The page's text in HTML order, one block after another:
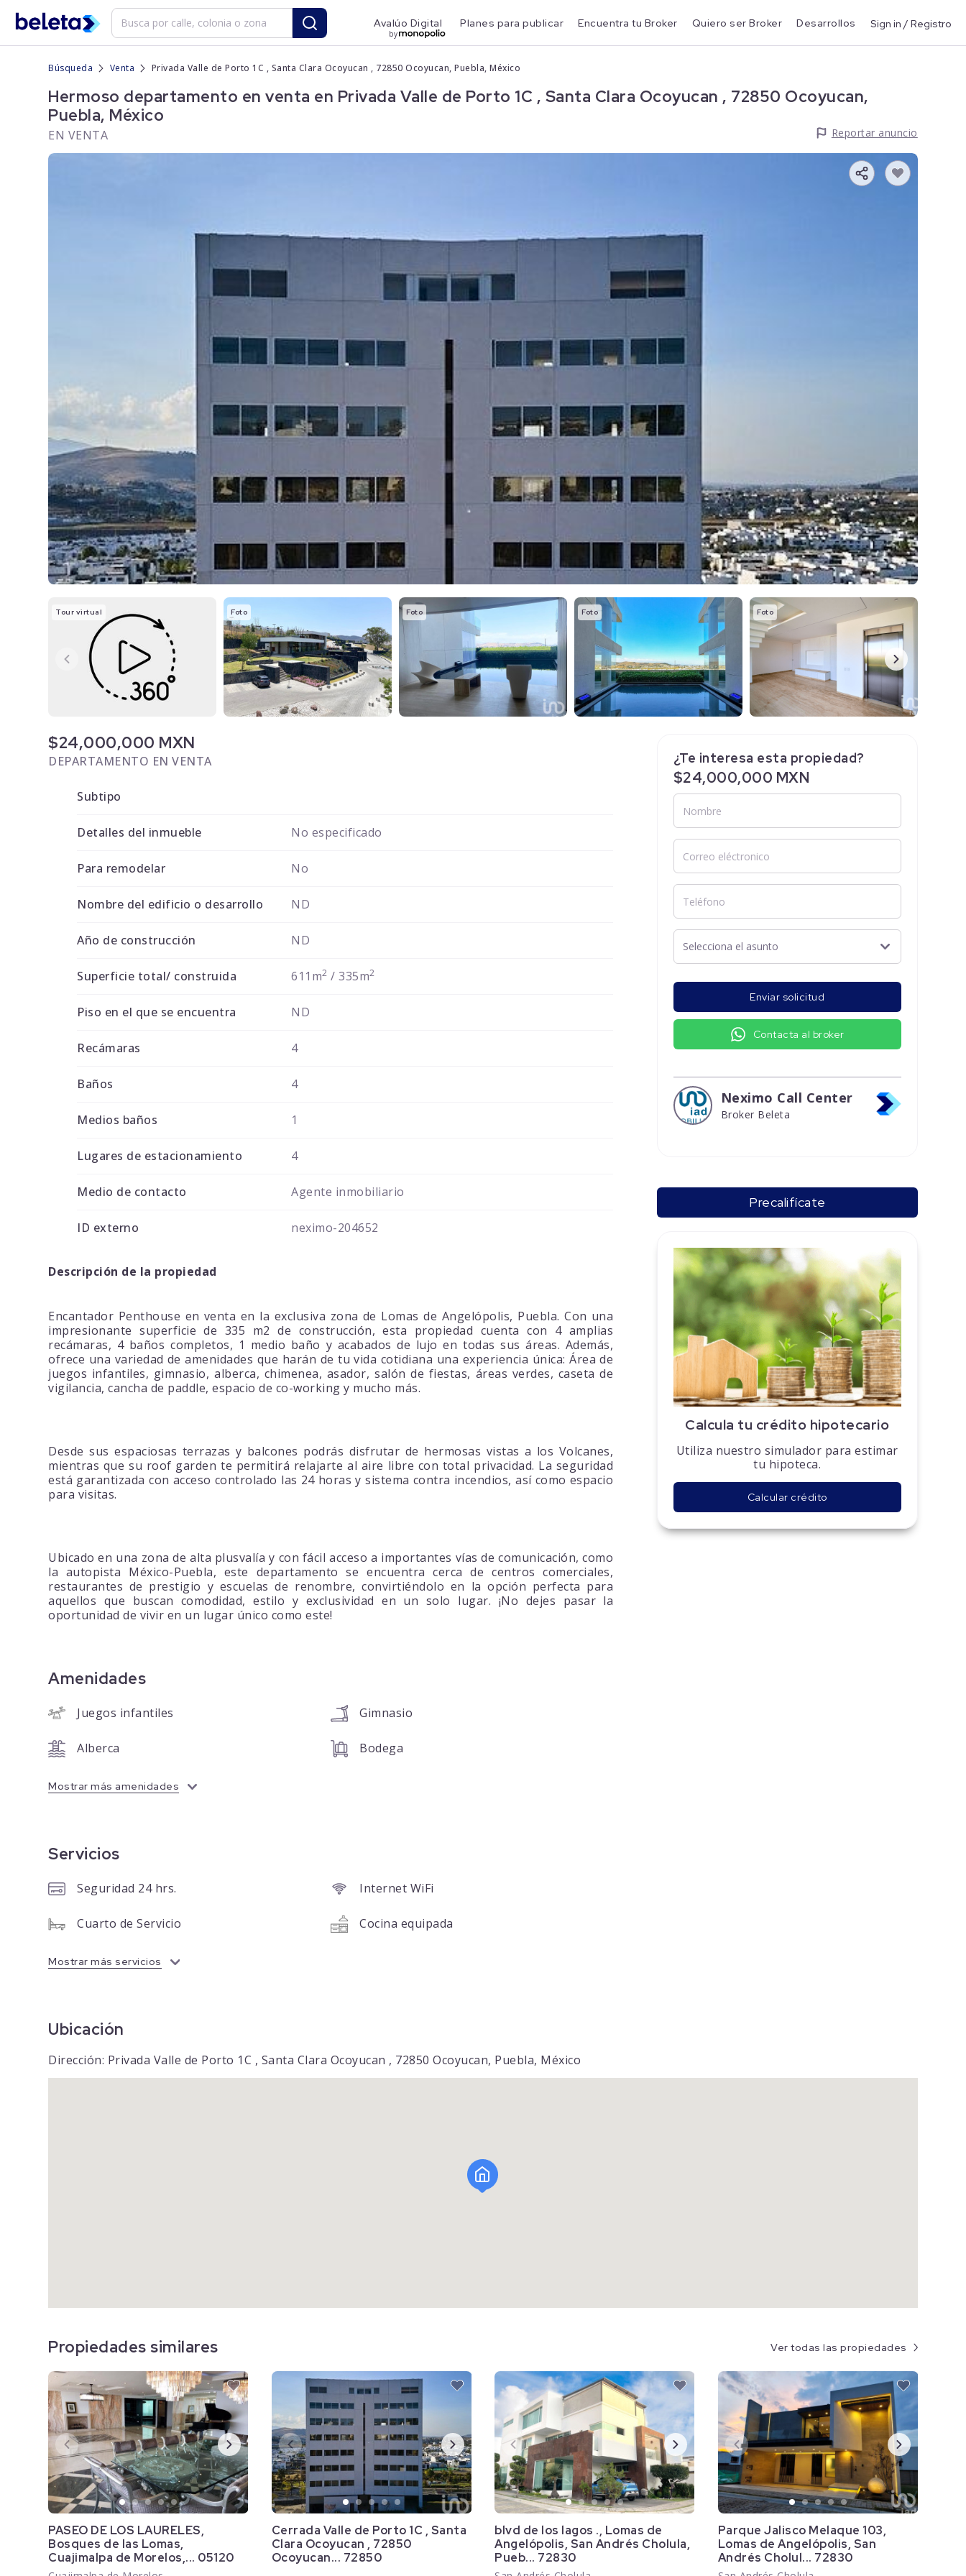
Avalúo Digital
by
Planes para publicar Encuentra tu Broker Quiero ser Broker Desarrollos Sign in / Registro
Búsqueda Venta Privada Valle de Porto 1C , Santa Clara Ocoyucan , 72850 Ocoyucan, Puebla, México
Hermoso departamento en venta en Privada Valle de Porto 1C , Santa Clara Ocoyucan , 72850 Ocoyucan,
Puebla, México
EN VENTA Reportar anuncio
Tour virtual Foto Foto Foto Foto
$24,000,000 MXN
DEPARTAMENTO EN VENTA
Subtipo
Detalles del inmueble No especificado
Para remodelar No
Nombre del edificio o desarrollo ND
Año de construcción ND
Superficie total/ construida 611m2 / 335m2
Piso en el que se encuentra ND
Recámaras 4
Baños 4
Medios baños 1
Lugares de estacionamiento 4
Medio de contacto Agente inmobiliario
ID externo neximo-204652
Descripción de la propiedad
Encantador Penthouse en venta en la exclusiva zona de Lomas de Angelópolis, Puebla. Con una
impresionante superficie de 335 m2 de construcción, esta propiedad cuenta con 4 amplias
recámaras, 4 baños completos, 1 medio baño y acabados de lujo en todas sus áreas. Además,
ofrece una variedad de amenidades que harán de tu vida cotidiana una experiencia única: Área de
juegos infantiles, gimnasio, alberca, chimenea, asador, salón de fiestas, áreas verdes, caseta de
vigilancia, cancha de paddle, espacio de co-working y mucho más.
Desde sus espaciosas terrazas y balcones podrás disfrutar de hermosas vistas a los Volcanes,
mientras que su roof garden te permitirá relajarte al aire libre con total privacidad. La seguridad
está garantizada con acceso controlado las 24 horas y sistema contra incendios, así como espacio
para visitas.
Ubicado en una zona de alta plusvalía y con fácil acceso a importantes vías de comunicación, como
la autopista México-Puebla, este departamento se encuentra cerca de centros comerciales,
restaurantes de prestigio y escuelas de renombre, convirtiéndolo en la opción perfecta para
aquellos que buscan comodidad, estilo y exclusividad en un solo lugar. ¡No dejes pasar la
oportunidad de vivir en un lugar único como este!
¿Te interesa esta propiedad?
$24,000,000 MXN
Enviar solicitud
Contacta al broker
Neximo Call Center
Broker Beleta
Precalifícate
Calcula tu crédito hipotecario
Utiliza nuestro simulador para estimar
tu hipoteca.
Calcular crédito
Amenidades
Juegos infantiles Gimnasio
Alberca Bodega
Mostrar más amenidades
Servicios
Seguridad 24 hrs. Internet WiFi
Cuarto de Servicio Cocina equipada
Mostrar más servicios
Ubicación
Dirección: Privada Valle de Porto 1C , Santa Clara Ocoyucan , 72850 Ocoyucan, Puebla, México
Propiedades similares
PASEO DE LOS LAURELES,
Bosques de las Lomas,
Cuajimalpa de Morelos,... 05120
Cerrada Valle de Porto 1C , Santa
Clara Ocoyucan , 72850
Ocoyucan... 72850
blvd de los lagos ., Lomas de
Angelópolis, San Andrés Cholula,
Pueb... 72830
Parque Jalisco Melaque 103,
Lomas de Angelópolis, San
Andrés Cholul... 72830
Ver todas las propiedades